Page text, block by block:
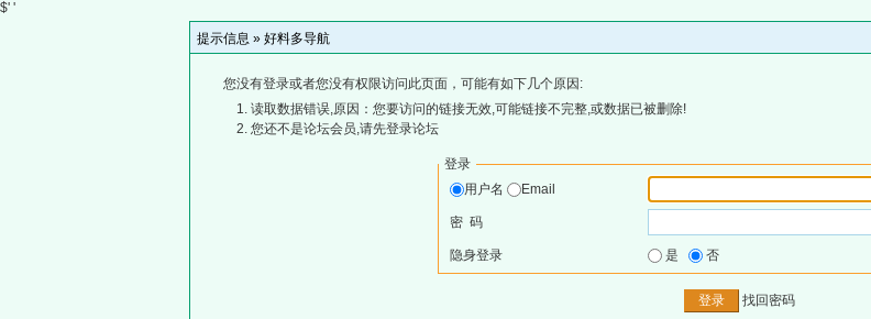
$' '
提示信息 » 好料多导航
您没有登录或者您没有权限访问此页面，可能有如下几个原因:
读取数据错误,原因：您要访问的链接无效,可能链接不完整,或数据已被删除!
您还不是论坛会员,请先登录论坛
登录
用户名
Email
密 码
隐身登录 是 否
找回密码